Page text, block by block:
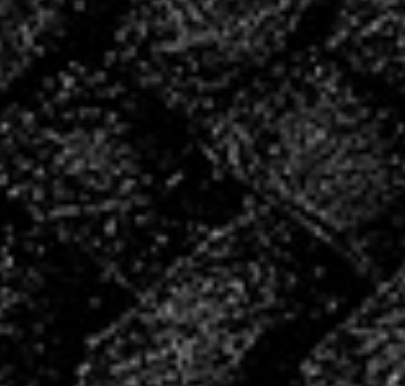
SAISON
2026/2027 !
INSCRIPTIONS
Les créneaux de reprise
Le COSEC étant actuellement en travaux, merci de
prendre connaissance des horaires et salles pour la
période de reprise.